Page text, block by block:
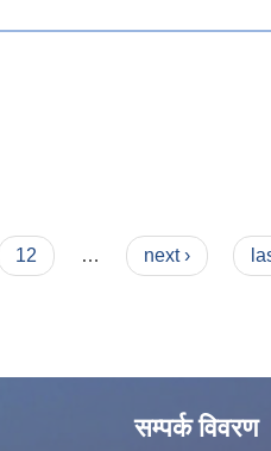
12 … next ›
सम्पर्क विवरण